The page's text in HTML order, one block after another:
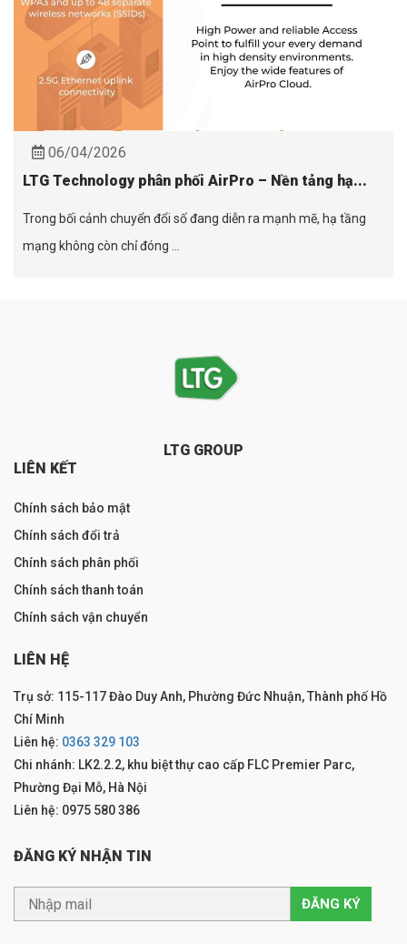
06/04/2026
LTG Technology phân phối AirPro – Nền tảng hạ...
Trong bối cảnh chuyển đổi số đang diễn ra mạnh mẽ, hạ tầng
mạng không còn chỉ đóng ...
LTG GROUP
LIÊN KẾT
Chính sách bảo mật
Chính sách đổi trả
Chính sách phân phối
Chính sách thanh toán
Chính sách vận chuyển
LIÊN HỆ
Trụ sở: 115-117 Đào Duy Anh, Phường Đức Nhuận, Thành phố Hồ
Chí Minh
Liên hệ: 0363 329 103
Chi nhánh: LK2.2.2, khu biệt thự cao cấp FLC Premier Parc,
Phường Đại Mỗ, Hà Nội
Liên hệ: 0975 580 386
ĐĂNG KÝ NHẬN TIN